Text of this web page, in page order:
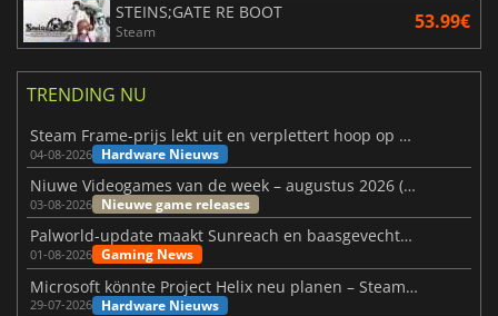
STEINS;GATE RE BOOT
Steam 53.99€
TRENDING NU
Steam Frame-prijs lekt uit en verplettert hoop op betaalbare VR
04-08-2026 Hardware Nieuws
Niuwe Videogames van de week – augustus 2026 (week 32)
03-08-2026 Nieuwe game releases
Palworld-update maakt Sunreach en baasgevechten stabieler
01-08-2026 Gaming News
Microsoft könnte Project Helix neu planen – Steam-Support wackelt
29-07-2026 Hardware Nieuws